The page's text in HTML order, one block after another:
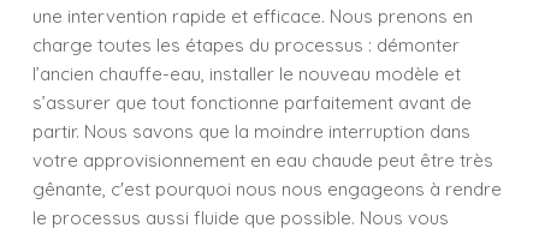
une intervention rapide et efficace. Nous prenons en
charge toutes les étapes du processus : démonter
l’ancien chauffe-eau, installer le nouveau modèle et
s’assurer que tout fonctionne parfaitement avant de
partir. Nous savons que la moindre interruption dans
votre approvisionnement en eau chaude peut être très
gênante, c'est pourquoi nous nous engageons à rendre
le processus aussi fluide que possible. Nous vous